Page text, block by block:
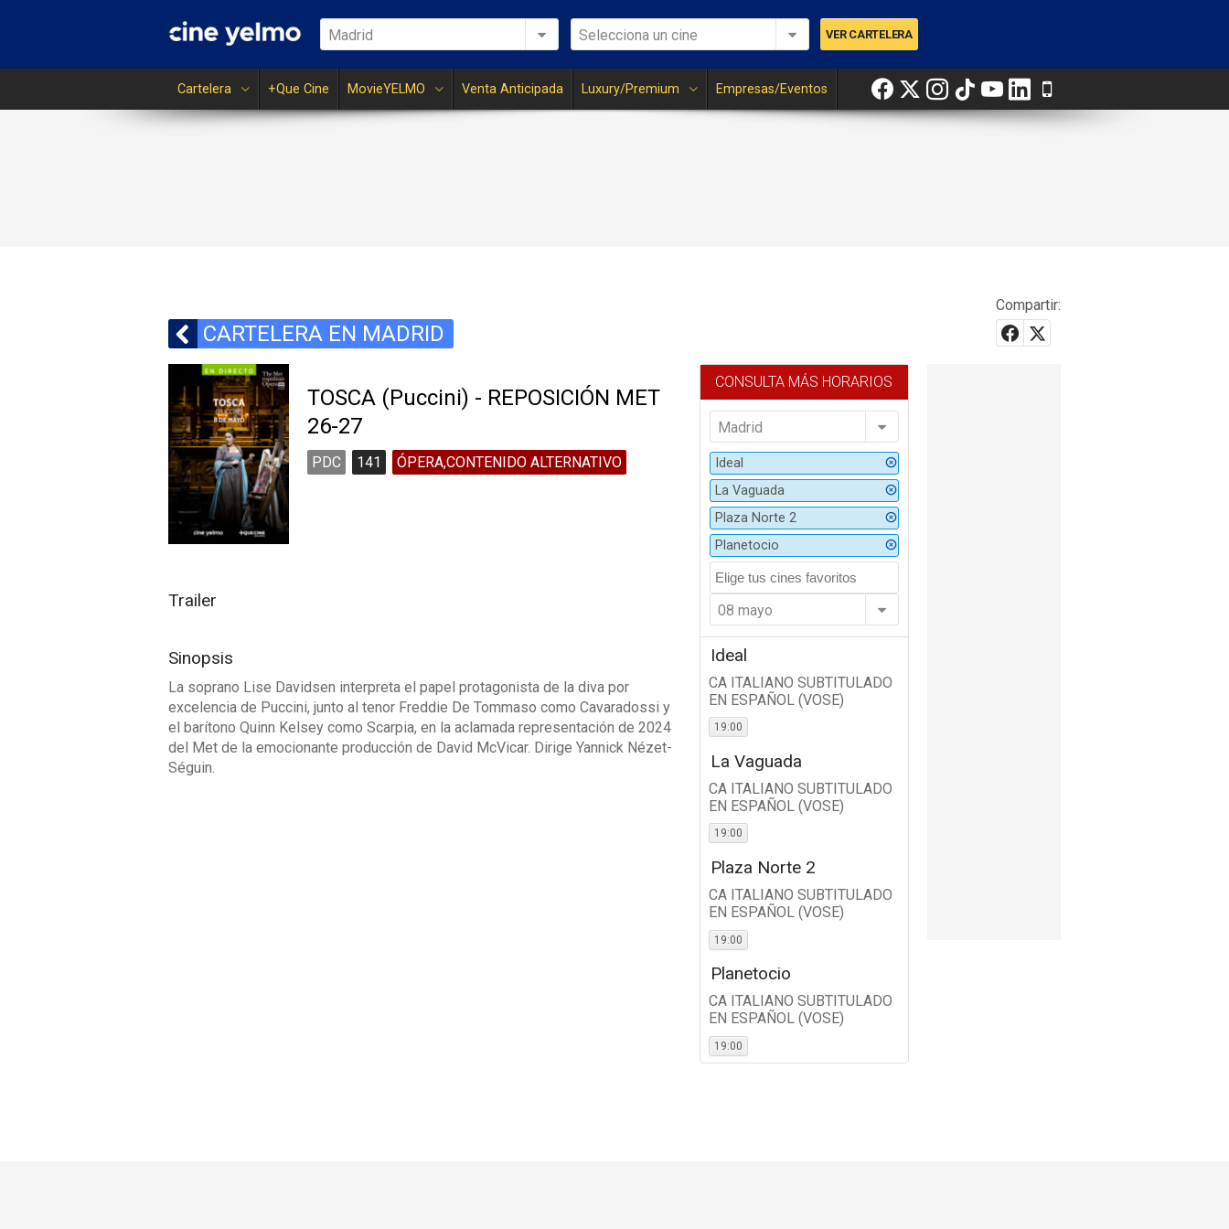
Madrid Selecciona un cine
Cartelera +Que Cine MovieYELMO Venta Anticipada Luxury/Premium Empresas/Eventos
CARTELERA EN MADRID
Compartir:
TOSCA (Puccini) - REPOSICIÓN MET
26-27
PDC 141 ÓPERA,CONTENIDO ALTERNATIVO
Trailer
Sinopsis
La soprano Lise Davidsen interpreta el papel protagonista de la diva por
excelencia de Puccini, junto al tenor Freddie De Tommaso como Cavaradossi y
el barítono Quinn Kelsey como Scarpia, en la aclamada representación de 2024
del Met de la emocionante producción de David McVicar. Dirige Yannick Nézet-
Séguin.
CONSULTA MÁS HORARIOS
Madrid
Ideal
La Vaguada
Plaza Norte 2
Planetocio
08 mayo
Ideal
CA ITALIANO SUBTITULADO
EN ESPAÑOL (VOSE)
19:00
La Vaguada
CA ITALIANO SUBTITULADO
EN ESPAÑOL (VOSE)
19:00
Plaza Norte 2
CA ITALIANO SUBTITULADO
EN ESPAÑOL (VOSE)
19:00
Planetocio
CA ITALIANO SUBTITULADO
EN ESPAÑOL (VOSE)
19:00